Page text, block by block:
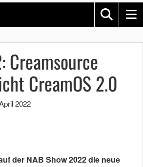
Creamsource
CreamOS 2.0
2022
der NAB Show 2022 die neue